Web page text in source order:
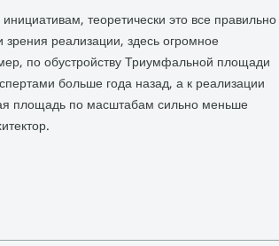
теоретически это все правильно
реализации, здесь огромное
по обустройству Триумфальной площади
больше года назад, а к реализации
площадь по масштабам сильно меньше